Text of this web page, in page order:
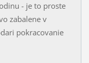
- je to proste
zabalene v
pokracovanie